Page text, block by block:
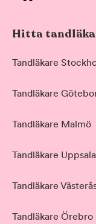
Hitta
Tandläkare
Tandläkare
Tandläkare Malmö
Tandläkare Uppsala
Tandläkare
Tandläkare Örebro